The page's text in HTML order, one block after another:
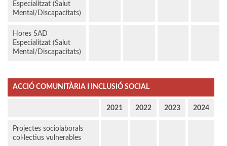
Especialitzat (Salut
Mental/Discapacitats)
Hores SAD
Especialitzat (Salut
Mental/Discapacitats)
ACCIÓ COMUNITÀRIA I INCLUSIÓ SOCIAL
2021 2022 2023 2024
Projectes sociolaborals
col·lectius vulnerables